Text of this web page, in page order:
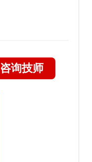
咨询技师